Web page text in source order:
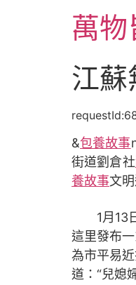
萬物
江
&包養故事
街道劉倉社
養故事文
1月13日
這里發布
為市平易
道：“兒媳